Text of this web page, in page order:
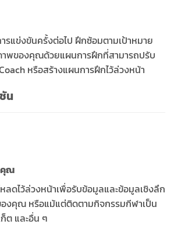
รแข่งขันครั้งต่อไป ฝึกซ้อมตามเป้าหมาย
พของคุณด้วยแผนการฝึกที่สามารถปรับ
หรือสร้างแผนการฝึกไว้ล่วงหน้า
น
คุณ
ลดไว้ล่วงหน้าเพื่อรับข้อมูลและข้อมูลเชิงลึก
งคุณ หรือแม้แต่ติดตามกิจกรรมกีฬาเป็น
ต และอื่น ๆ